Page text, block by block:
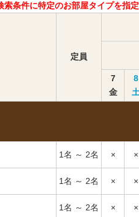
索条件に特定のお部屋タイプを指
定員
7
金
8
土
1名 ～ 2名 × ×
1名 ～ 2名 × ×
1名 ～ 2名 × ×